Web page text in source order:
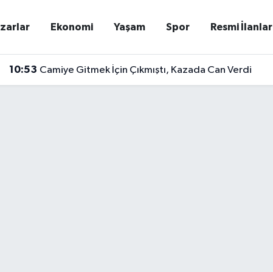
Ekonomi Yaşam Spor Resmi İlanlar
10:53 Camiye Gitmek İçin Çıkmıştı, Kazada Can Verdi